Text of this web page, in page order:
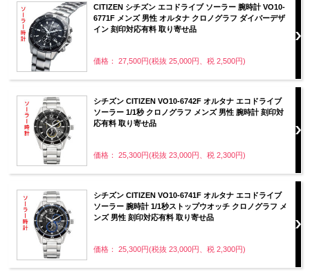
CITIZEN シチズン エコドライブ ソーラー 腕時計 VO10-
6771F メンズ 男性 オルタナ クロノグラフ ダイバーデザ
イン 刻印対応有料 取り寄せ品
価格： 27,500円(税抜 25,000円、税 2,500円)
シチズン CITIZEN VO10-6742F オルタナ エコドライブ
ソーラー 1/1秒 クロノグラフ メンズ 男性 腕時計 刻印対
応有料 取り寄せ品
価格： 25,300円(税抜 23,000円、税 2,300円)
シチズン CITIZEN VO10-6741F オルタナ エコドライブ
ソーラー 腕時計 1/1秒ストップウオッチ クロノグラフ メ
ンズ 男性 刻印対応有料 取り寄せ品
価格： 25,300円(税抜 23,000円、税 2,300円)